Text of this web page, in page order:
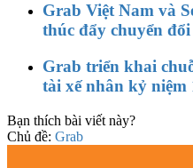
Grab Việt Nam và
thúc đẩy chuyển
Grab triển khai
tài xế nhân kỷ niệm
Bạn thích bài viết này?
Chủ đề: Grab